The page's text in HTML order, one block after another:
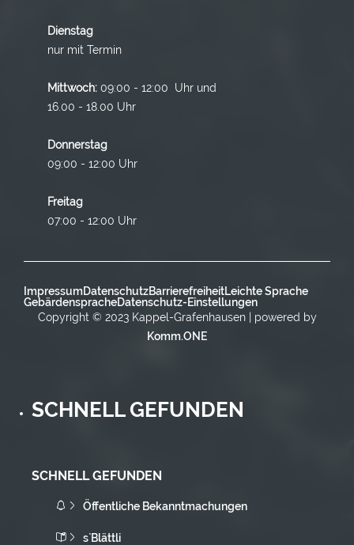
Dienstag
nur mit Termin
Mittwoch: 09:00 - 12:00 Uhr und
16.00 - 18.00 Uhr
Donnerstag
09:00 - 12:00 Uhr
Freitag
07:00 - 12:00 Uhr
ImpressumDatenschutzBarrierefreiheitLeichte Sprache
GebärdenspracheDatenschutz-Einstellungen
Copyright © 2023 Kappel-Grafenhausen | powered by
Komm.ONE
SCHNELL GEFUNDEN
SCHNELL GEFUNDEN
Öffentliche Bekanntmachungen
s`Blättli